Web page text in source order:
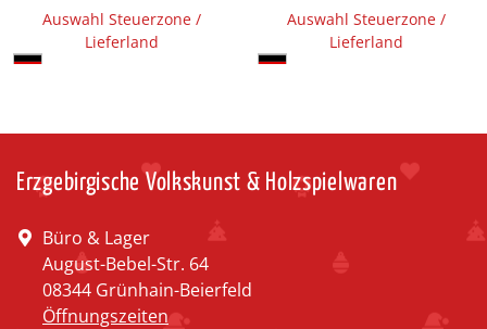
Auswahl Steuerzone /
Lieferland
Auswahl Steuerzone /
Lieferland
Erzgebirgische Volkskunst & Holzspielwaren
Büro & Lager
August-Bebel-Str. 64
08344 Grünhain-Beierfeld
Öffnungszeiten